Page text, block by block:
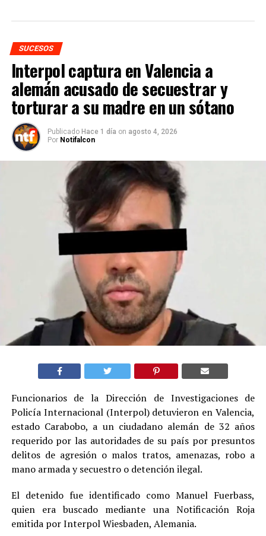
SUCESOS
Interpol captura en Valencia a
alemán acusado de secuestrar y
torturar a su madre en un sótano
Publicado Hace 1 día on agosto 4, 2026
Por Notifalcon
Funcionarios de la Dirección de Investigaciones de
Policía Internacional (Interpol) detuvieron en Valencia,
estado Carabobo, a un ciudadano alemán de 32 años
requerido por las autoridades de su país por presuntos
delitos de agresión o malos tratos, amenazas, robo a
mano armada y secuestro o detención ilegal.
El detenido fue identificado como Manuel Fuerbass,
quien era buscado mediante una Notificación Roja
emitida por Interpol Wiesbaden, Alemania.